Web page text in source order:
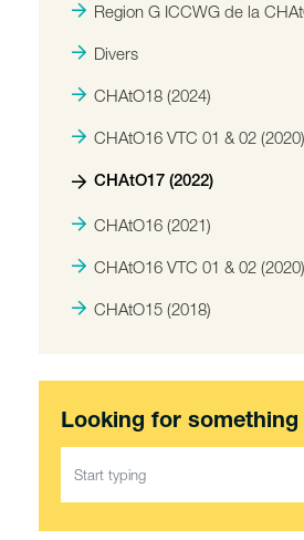
Region G ICCWG de la
Divers
CHAtO18 (2024)
CHAtO16 VTC 01 & 02 (2020)
CHAtO17 (2022)
CHAtO16 (2021)
CHAtO16 VTC 01 & 02 (2020)
CHAtO15 (2018)
Looking for something